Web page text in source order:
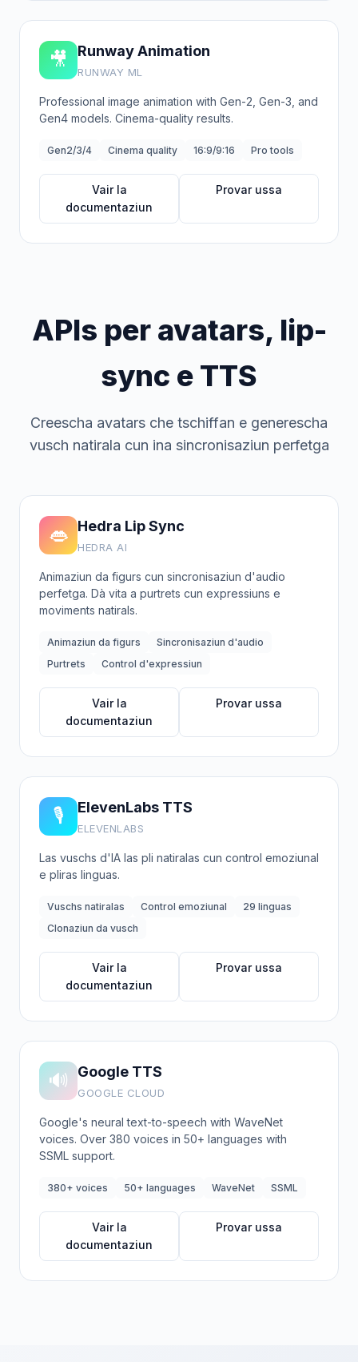
🎥 Runway Animation
RUNWAY ML
Professional image animation with Gen-2, Gen-3, and
Gen4 models. Cinema-quality results.
Gen2/3/4 Cinema quality 16:9/9:16 Pro tools
Vair la
documentaziun
Provar ussa
APIs per avatars, lip-
sync e TTS
Creescha avatars che tschiffan e generescha
vusch natirala cun ina sincronisaziun perfetga
👄 Hedra Lip Sync
HEDRA AI
Animaziun da figurs cun sincronisaziun d'audio
perfetga. Dà vita a purtrets cun expressiuns e
moviments natirals.
Animaziun da figurs
Sincronisaziun d'audio
Purtrets
Control d'expressiun
Vair la
documentaziun
Provar ussa
🎙️ ElevenLabs TTS
ELEVENLABS
Las vuschs d'IA las pli natiralas cun control emoziunal
e pliras linguas.
Vuschs natiralas Control emoziunal
29 linguas
Clonaziun da vusch
Vair la
documentaziun
Provar ussa
🔊 Google TTS
GOOGLE CLOUD
Google's neural text-to-speech with WaveNet
voices. Over 380 voices in 50+ languages with
SSML support.
380+ voices 50+ languages WaveNet SSML
Vair la
documentaziun
Provar ussa